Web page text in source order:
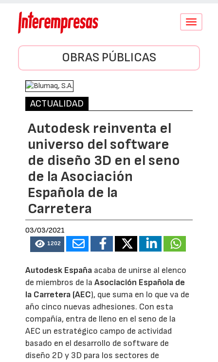
Conmutar
OBRAS PÚBLICAS
ACTUALIDAD
Autodesk reinventa el
universo del software
de diseño 3D en el seno
de la Asociación
Española de la
Carretera
03/03/2021
1202
Autodesk España acaba de unirse al elenco
de miembros de laAsociación Española de
la Carretera (AEC), que suma en lo que va de
año cinco nuevas adhesiones. Con esta
compañía, entra de lleno en el seno de la
AEC un estratégico campo de actividad
basado en el desarrollo de software de
diseño 2D y 3D para los sectores de